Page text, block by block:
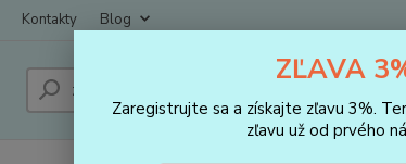
Kontakty Blog
ZĽAVA
Zaregistrujte sa a získajte zľavu 3%.
zľavu už od prvého